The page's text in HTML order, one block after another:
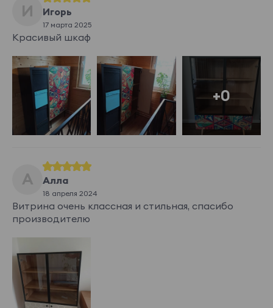
И Игорь
17 марта 2025
Красивый шкаф
+0
А Алла
18 апреля 2024
Витрина очень классная и стильная, спасибо
производителю